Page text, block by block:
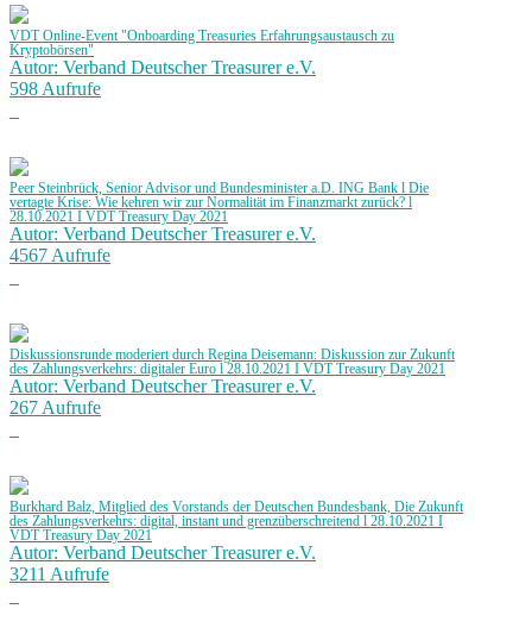
VDT Online-Event "Onboarding Treasuries Erfahrungsaustausch zu
Kryptobörsen"
Autor: Verband Deutscher Treasurer e.V.
598 Aufrufe
Peer Steinbrück, Senior Advisor und Bundesminister a.D. ING Bank l Die
vertagte Krise: Wie kehren wir zur Normalität im Finanzmarkt zurück? l
28.10.2021 I VDT Treasury Day 2021
Autor: Verband Deutscher Treasurer e.V.
4567 Aufrufe
Diskussionsrunde moderiert durch Regina Deisemann: Diskussion zur Zukunft
des Zahlungsverkehrs: digitaler Euro l 28.10.2021 I VDT Treasury Day 2021
Autor: Verband Deutscher Treasurer e.V.
267 Aufrufe
Burkhard Balz, Mitglied des Vorstands der Deutschen Bundesbank, Die Zukunft
des Zahlungsverkehrs: digital, instant und grenzüberschreitend l 28.10.2021 I
VDT Treasury Day 2021
Autor: Verband Deutscher Treasurer e.V.
3211 Aufrufe